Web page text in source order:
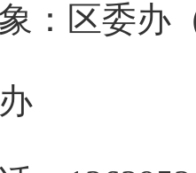
区委办